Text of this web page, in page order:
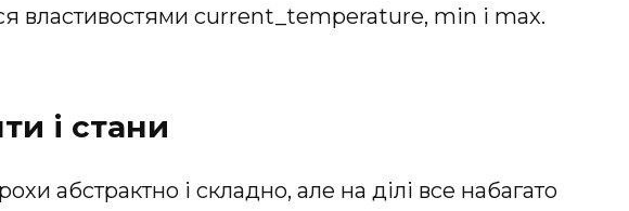
властивостями current_temperature, min і max.
і стани
абстрактно і складно, але на ділі все набагато